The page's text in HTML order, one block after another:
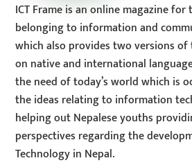
ICT Frame is an online magazine
belonging to information and
which also provides two versions of
on native and international
the need of today’s world which is
the ideas relating to information
helping out Nepalese youths
perspectives regarding the
Technology in Nepal.